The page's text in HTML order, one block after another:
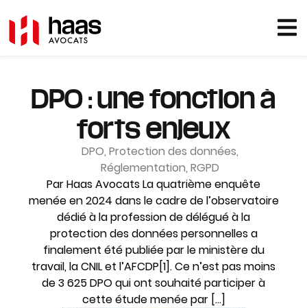
DPO : une fonction à
forts enjeux
DPO, Protection des données,
Réglementation, RGPD
Par Haas Avocats La quatrième enquête
menée en 2024 dans le cadre de l’observatoire
dédié à la profession de délégué à la
protection des données personnelles a
finalement été publiée par le ministère du
travail, la CNIL et l’AFCDP[1]. Ce n’est pas moins
de 3 625 DPO qui ont souhaité participer à
cette étude menée par […]